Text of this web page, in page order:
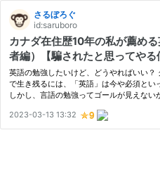
さるぼろぐ
id:saruboro
カナダ在住歴10年の私が薦め
者編）【騙されたと思ってやる
英語の勉強したいけど、どうやればいい？
で生き残るには、「英語」は今や必須とい
しかし、言語の勉強ってゴールが見えない
れたと思って、やって欲しい。海外ドラマ
…
2023-03-13 13:32